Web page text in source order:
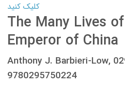
کلیک کنید
The Many Lives
Emperor of China
Anthony J. Barbieri-Low,
9780295750224